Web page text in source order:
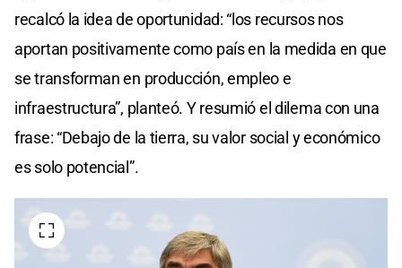
recalcó la idea de oportunidad: “los recursos nos
aportan positivamente como país en la medida en que
se transforman en producción, empleo e
infraestructura”, planteó. Y resumió el dilema con una
frase: “Debajo de la tierra, su valor social y económico
es solo potencial”.